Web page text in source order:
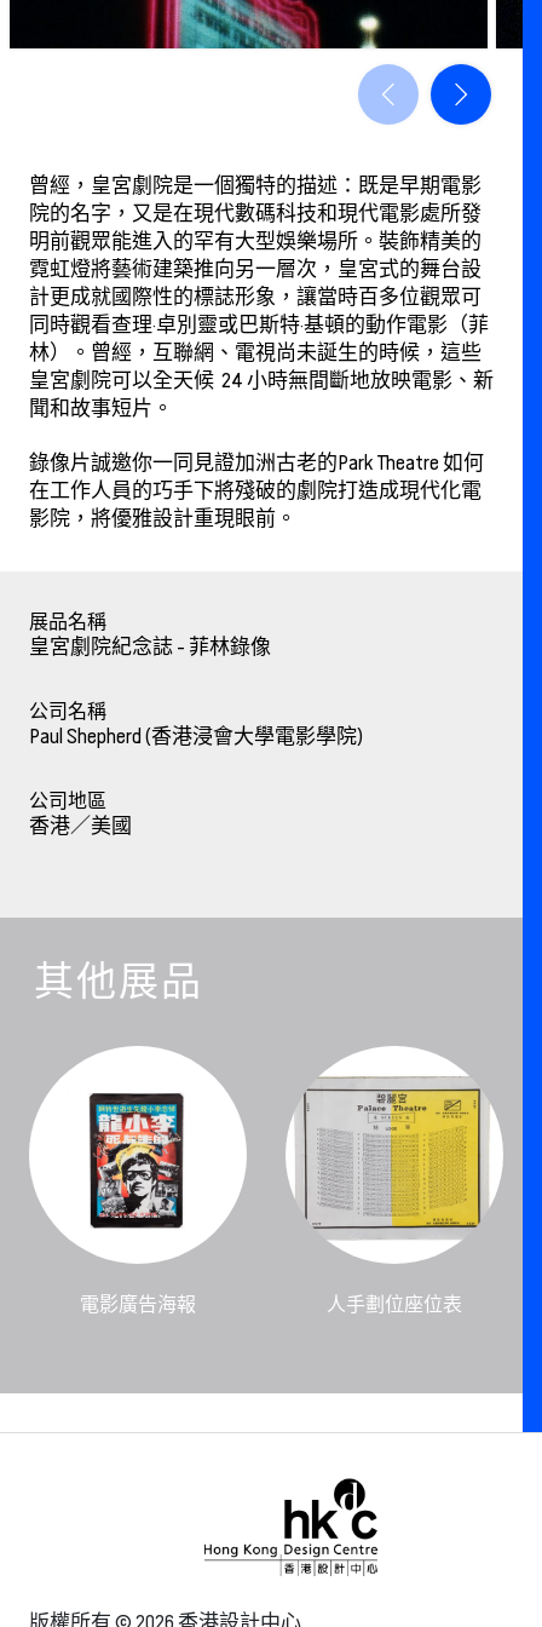
曾經，皇宮劇院是一個獨特的描述：既是早期電影
院的名字，又是在現代數碼科技和現代電影處所發
明前觀眾能進入的罕有大型娛樂場所。裝飾精美的
霓虹燈將藝術建築推向另一層次，皇宮式的舞台設
計更成就國際性的標誌形象，讓當時百多位觀眾可
同時觀看查理·卓別靈或巴斯特·基頓的動作電影（菲
林）。曾經，互聯網、電視尚未誕生的時候，這些
皇宮劇院可以全天候 24 小時無間斷地放映電影、新
聞和故事短片。
錄像片誠邀你一同見證加洲古老的Park Theatre 如何
在工作人員的巧手下將殘破的劇院打造成現代化電
影院，將優雅設計重現眼前。
展品名稱
皇宮劇院紀念誌 - 菲林錄像
公司名稱
Paul Shepherd (香港浸會大學電影學院)
公司地區
香港／美國
其他展品
電影廣告海報 人手劃位座位表